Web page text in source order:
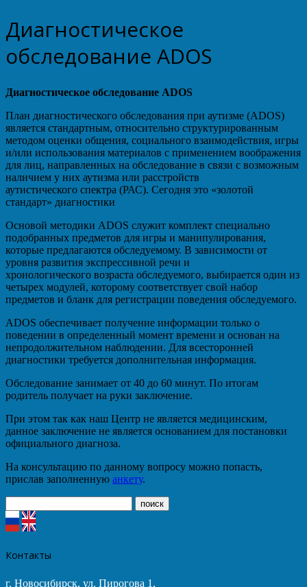
Диагностическое
обследование ADOS
Диагностическое обследование ADOS
План диагностического обследования при аутизме (ADOS)
является стандартным, относительно структурированным
методом оценки общения, социального взаимодействия, игры
и/или использования материалов с применением воображения
для лиц, направленных на обследование в связи с возможным
наличием у них аутизма или расстройств
аутистического спектра (РАС). Сегодня это «золотой
стандарт» диагностики
Основой методики ADOS служит комплект специально
подобранных предметов для игры и манипулирования,
которые предлагаются обследуемому. В зависимости от
уровня развития экспрессивной речи и
хронологического возраста обследуемого, выбирается один из
четырех модулей, которому соответствует свой набор
предметов и бланк для регистрации поведения обследуемого.
ADOS обеспечивает получение информации только о
поведении в определенный момент времени и основан на
непродолжительном наблюдении. Для всесторонней
диагностики требуется дополнительная информация.
Обследование занимает от 40 до 60 минут. По итогам
родитель получает на руки заключение.
При этом так как наш Центр не является медицинским,
данное заключение не является основанием для постановки
официального диагноза.
На консультацию по данному вопросу можно попасть,
прислав заполненную анкету.
Контакты
г. Новосибирск, ул. Пирогова 1,